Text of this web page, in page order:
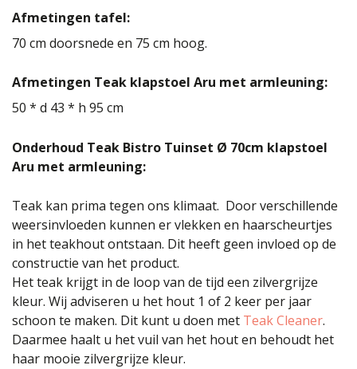
Afmetingen tafel:
70 cm doorsnede en 75 cm hoog.
Afmetingen Teak klapstoel Aru met armleuning:
50 * d 43 * h 95 cm
Onderhoud Teak Bistro Tuinset Ø 70cm klapstoel
Aru met armleuning:
Teak kan prima tegen ons klimaat. Door verschillende
weersinvloeden kunnen er vlekken en haarscheurtjes
in het teakhout ontstaan. Dit heeft geen invloed op de
constructie van het product.
Het teak krijgt in de loop van de tijd een zilvergrijze
kleur. Wij adviseren u het hout 1 of 2 keer per jaar
schoon te maken. Dit kunt u doen met Teak Cleaner.
Daarmee haalt u het vuil van het hout en behoudt het
haar mooie zilvergrijze kleur.